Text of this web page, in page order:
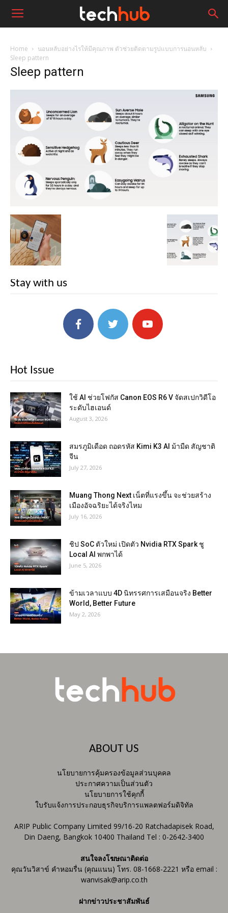
Home
นอนหลับอย่างไรให้มีคุณภาพ ตัวช่วยติดตามรูปแบบการนอนหลับ
Sleep pattern
Sleep pattern
Stay with us
Hot Issue
ใช้ AI ช่วยโฟกัส Canon EOS R6 V จัดสเปกวิดีโอ
ระดับไฮเอนด์
August 3, 2026
สมรภูมิเดือด ถอดรหัส Kimi K3 AI ม้ามืด สัญชาติ
จีน
July 27, 2026
Muang Thong Next เน็ตที่แรงขึ้น จะช่วยสร้าง
เมืองอัจฉริยะได้จริงไหม
July 16, 2026
ชิป SoC ตัวใหม่ เปิดตัว Nvidia RTX Spark ชู
Local AI พกพาได้
June 5, 2026
ข้ามเวลาแบบ 4D นิทรรศการเสมือนจริง Better
World, Better Future
May 2, 2026
ABOUT US
นโยบายการคุ้มครองข้อมูลส่วนบุคคล
ประกาศความเป็นส่วนตัว
นโยบายการใช้คุกกี้
ใบรับแจ้งการประกอบธุรกิจบริการแพลตฟอร์มดิจิทัล
ARIP Public Company Limited 99/16-20 Ratchadapisek Road,
Din Daeng, Bangkok 10400 Thailand Tel : 0-2642-3400
สนใจลงโฆษณาติดต่อ
คุณวันวิสาข์ คำหอมรื่น (คุณแนน) โทร. 08-1668-2221 หรือ email :
wanvisak@arip.co.th
ฝากข่าวประชาสัมพันธ์